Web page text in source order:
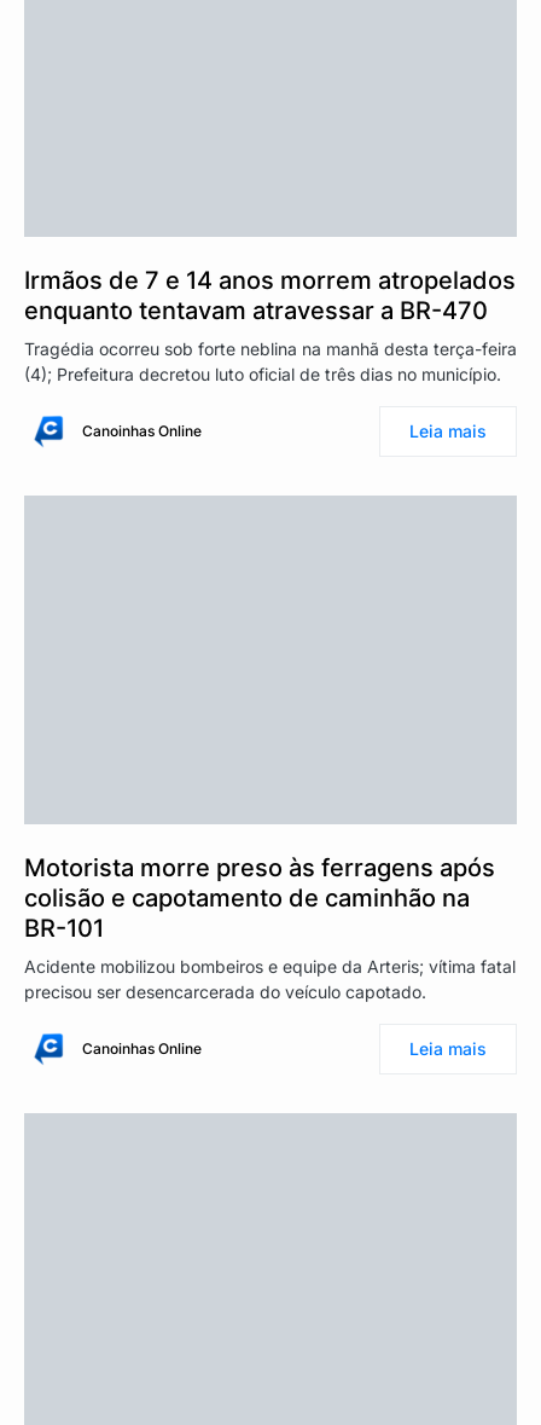
Irmãos de 7 e 14 anos morrem atropelados
enquanto tentavam atravessar a BR-470
Tragédia ocorreu sob forte neblina na manhã desta terça-feira
(4); Prefeitura decretou luto oficial de três dias no município.
Canoinhas Online Leia mais
Motorista morre preso às ferragens após
colisão e capotamento de caminhão na
BR-101
Acidente mobilizou bombeiros e equipe da Arteris; vítima fatal
precisou ser desencarcerada do veículo capotado.
Canoinhas Online Leia mais